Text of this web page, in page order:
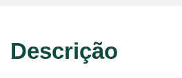
Descrição